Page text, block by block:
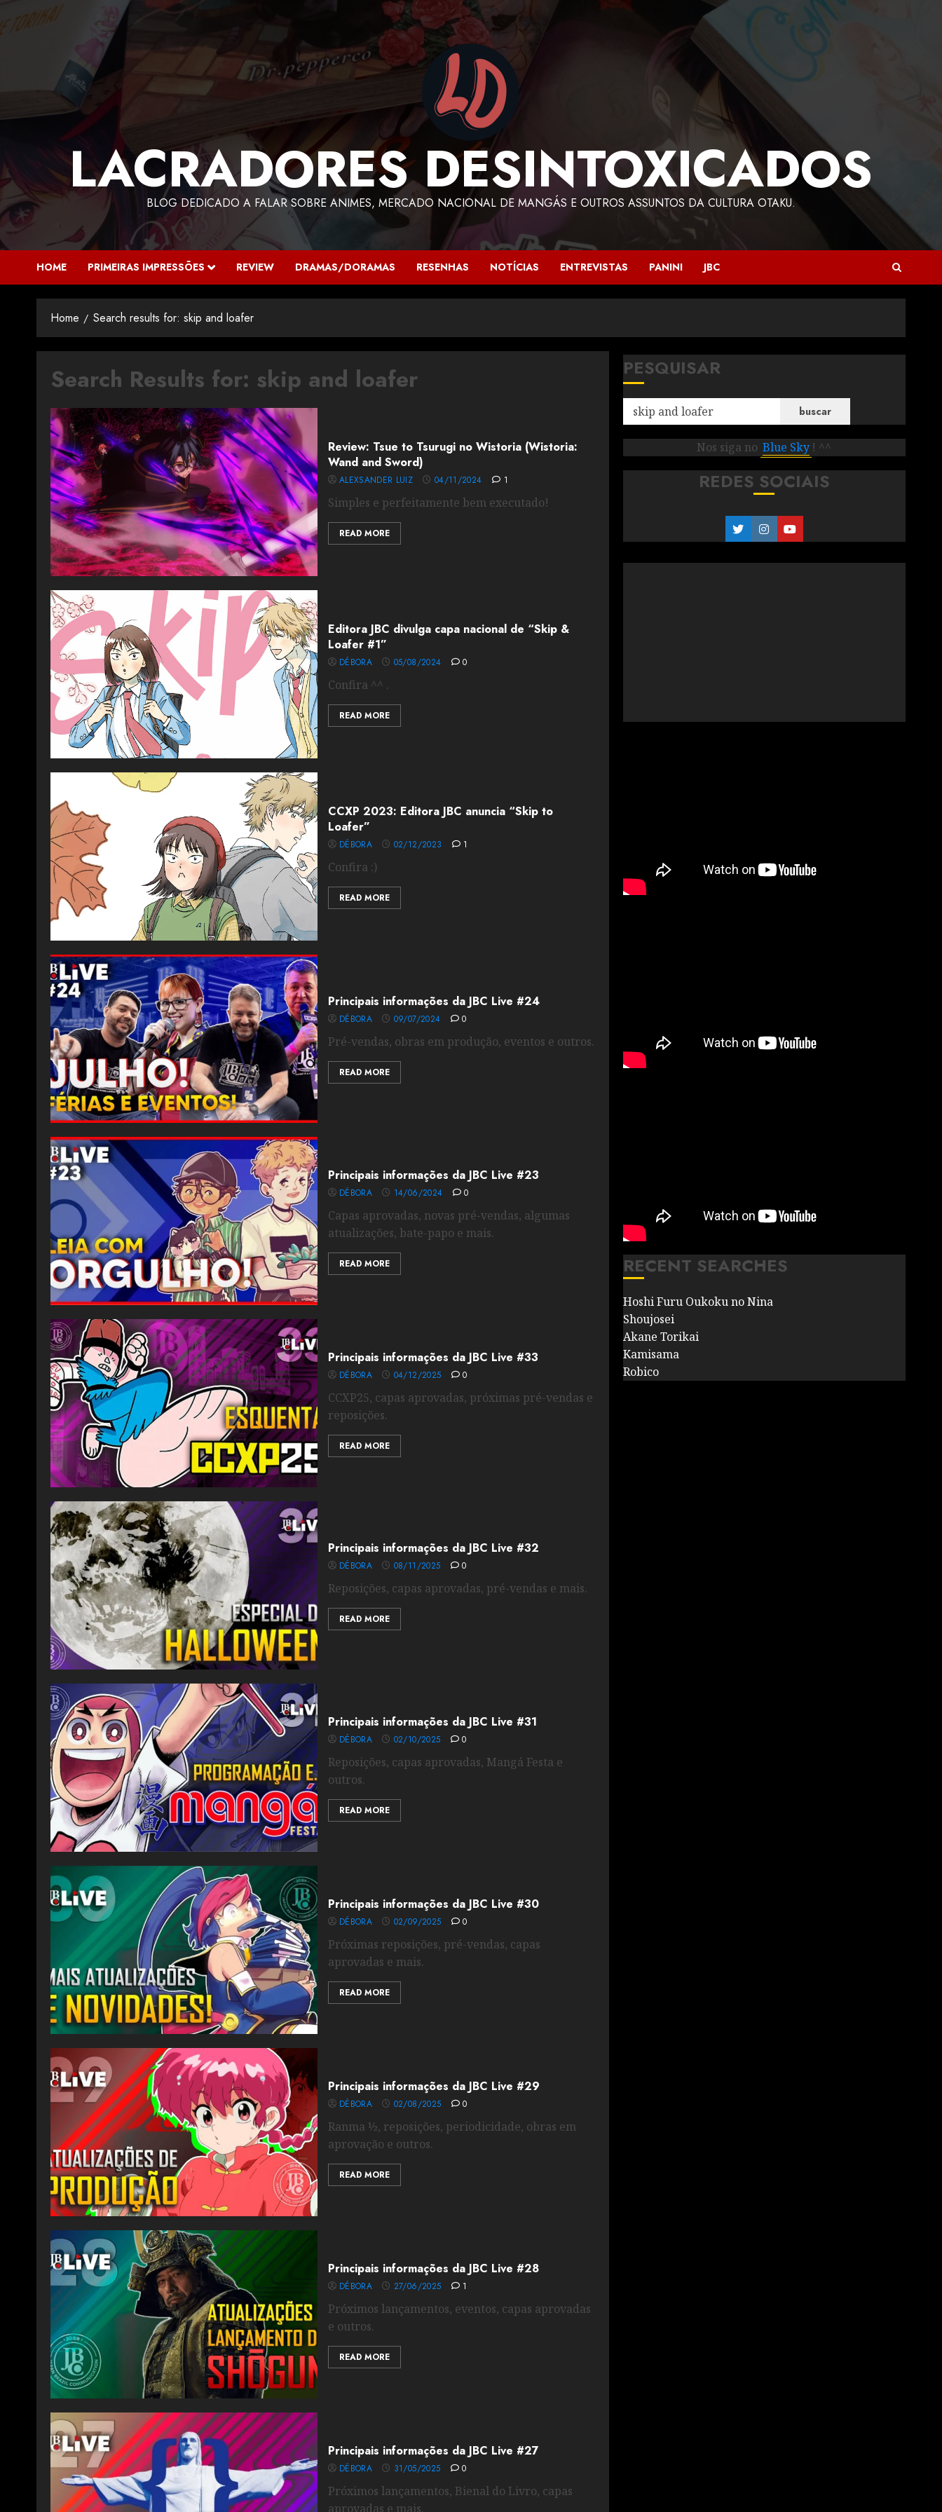
LACRADORES DESINTOXICADOS
BLOG DEDICADO A FALAR SOBRE ANIMES, MERCADO NACIONAL DE MANGÁS E OUTROS ASSUNTOS DA CULTURA OTAKU.
HOME PRIMEIRAS IMPRESSÕES REVIEW DRAMAS/DORAMAS RESENHAS NOTÍCIAS ENTREVISTAS PANINI JBC
Home Search results for: skip and loafer
Search Results for: skip and loafer
Review: Tsue to Tsurugi no Wistoria (Wistoria:
Wand and Sword)
ALEXSANDER LUIZ 04/11/2024 1
Simples e perfeitamente bem executado!
READ MORE
Editora JBC divulga capa nacional de “Skip &
Loafer #1”
DÉBORA 05/08/2024 0
Confira ^^ .
READ MORE
CCXP 2023: Editora JBC anuncia “Skip to
Loafer”
DÉBORA 02/12/2023 1
Confira :)
READ MORE
Principais informações da JBC Live #24
DÉBORA 09/07/2024 0
Pré-vendas, obras em produção, eventos e outros.
READ MORE
Principais informações da JBC Live #23
DÉBORA 14/06/2024 0
Capas aprovadas, novas pré-vendas, algumas
atualizações, bate-papo e mais.
READ MORE
Principais informações da JBC Live #33
DÉBORA 04/12/2025 0
CCXP25, capas aprovadas, próximas pré-vendas e
reposições.
READ MORE
Principais informações da JBC Live #32
DÉBORA 08/11/2025 0
Reposições, capas aprovadas, pré-vendas e mais.
READ MORE
Principais informações da JBC Live #31
DÉBORA 02/10/2025 0
Reposições, capas aprovadas, Mangá Festa e
outros.
READ MORE
Principais informações da JBC Live #30
DÉBORA 02/09/2025 0
Próximas reposições, pré-vendas, capas
aprovadas e mais.
READ MORE
Principais informações da JBC Live #29
DÉBORA 02/08/2025 0
Ranma ½, reposições, periodicidade, obras em
aprovação e outros.
READ MORE
Principais informações da JBC Live #28
DÉBORA 27/06/2025 1
Próximos lançamentos, eventos, capas aprovadas
e outros.
READ MORE
Principais informações da JBC Live #27
DÉBORA 31/05/2025 0
Próximos lançamentos, Bienal do Livro, capas
aprovadas e mais.
PESQUISAR
buscar
Nos siga no Blue Sky ! ^^
REDES SOCIAIS
RECENT SEARCHES
Hoshi Furu Oukoku no Nina
Shoujosei
Akane Torikai
Kamisama
Robico